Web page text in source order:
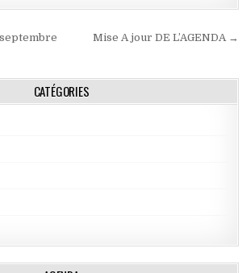
l’articleMise A jour DE L’AGENDA →
CATÉGORIES